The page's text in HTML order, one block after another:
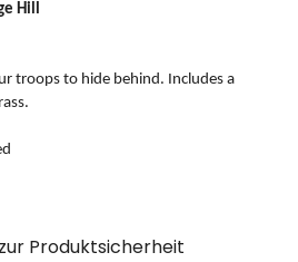
Hill
troops to hide behind. Includes a
Produktsicherheit